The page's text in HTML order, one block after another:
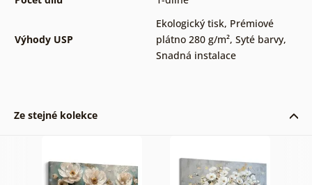
Výhody USP
Ekologický tisk, Prémiové
plátno 280 g/m², Syté barvy,
Snadná instalace
Ze stejné kolekce